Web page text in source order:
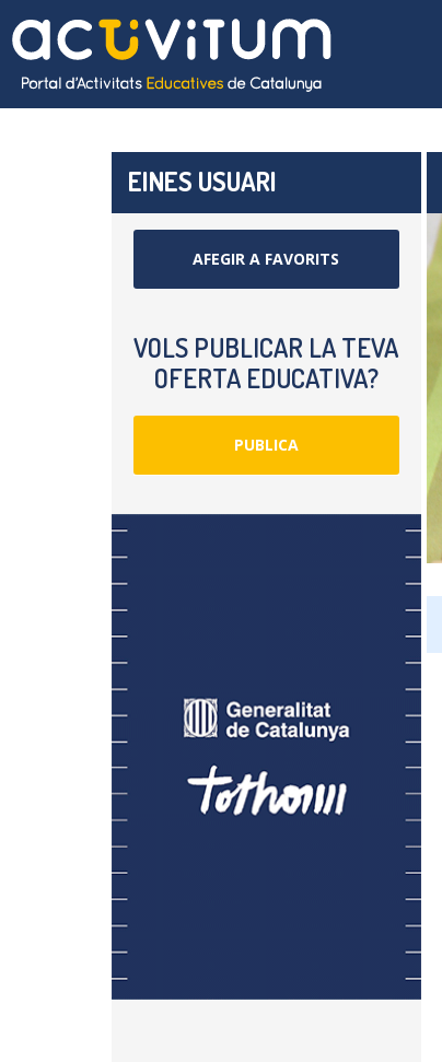
EINES USUARI
AFEGIR A FAVORITS
VOLS PUBLICAR LA TEVA
OFERTA EDUCATIVA?
PUBLICA